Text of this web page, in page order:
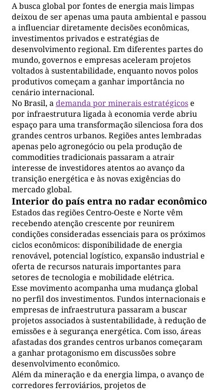
A busca global por fontes de energia mais limpas
deixou de ser apenas uma pauta ambiental e passou
a influenciar diretamente decisões econômicas,
investimentos privados e estratégias de
desenvolvimento regional. Em diferentes partes do
mundo, governos e empresas aceleram projetos
voltados à sustentabilidade, enquanto novos polos
produtivos começam a ganhar importância no
cenário internacional.
No Brasil, a demanda por minerais estratégicose
por infraestrutura ligada à economia verde abriu
espaço para uma transformação silenciosa fora dos
grandes centros urbanos. Regiões antes lembradas
apenas pelo agronegócio ou pela produção de
commodities tradicionais passaram a atrair
interesse de investidores atentos ao avanço da
transição energética e às novas exigências do
mercado global.
Interior do país entra no radar econômico
Estados das regiões Centro-Oeste e Norte vêm
recebendo atenção crescente por reunirem
condições consideradas essenciais para os próximos
ciclos econômicos: disponibilidade de energia
renovável, potencial logístico, expansão industrial e
oferta de recursos naturais importantes para
setores de tecnologia e mobilidade elétrica.
Esse movimento acompanha uma mudança global
no perfil dos investimentos. Fundos internacionais e
empresas de infraestrutura passaram a buscar
projetos associados à sustentabilidade, à redução de
emissões e à segurança energética. Com isso, áreas
afastadas dos grandes centros urbanos começaram
a ganhar protagonismo em discussões sobre
desenvolvimento econômico.
Além da mineração e da energia limpa, o avanço de
corredores ferroviários, projetos de